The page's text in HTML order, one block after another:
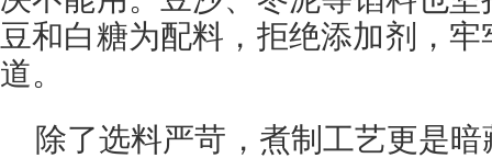
豆和白糖为配料，拒绝添加剂，
道。
除了选料严苛，煮制工艺更是